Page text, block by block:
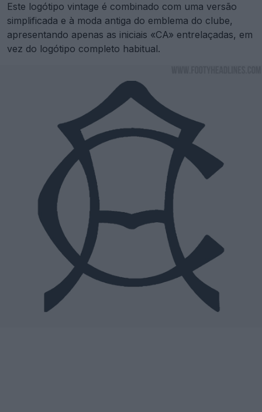
Este logótipo vintage é combinado com uma versão
simplificada e à moda antiga do emblema do clube,
apresentando apenas as iniciais «CA» entrelaçadas, em
vez do logótipo completo habitual.